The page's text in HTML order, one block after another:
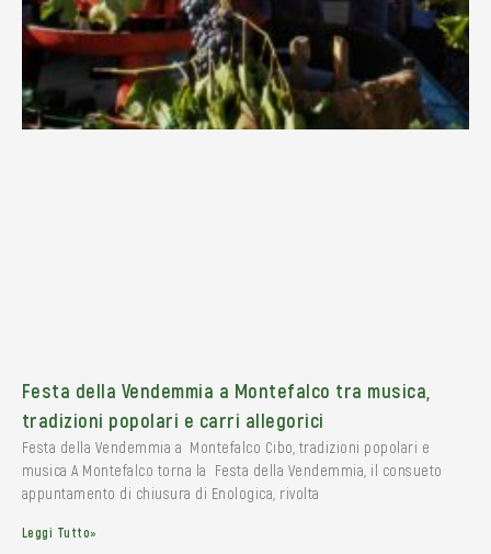
Festa della Vendemmia a Montefalco tra musica,
tradizioni popolari e carri allegorici
Festa della Vendemmia a Montefalco Cibo, tradizioni popolari e
musica A Montefalco torna la Festa della Vendemmia, il consueto
appuntamento di chiusura di Enologica, rivolta
Leggi Tutto»